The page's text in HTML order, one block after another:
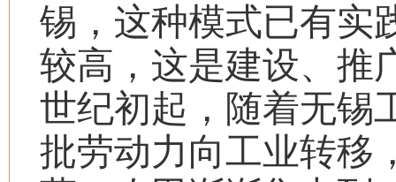
锡，这种模式已有实
较高，这是建设、推
世纪初起，随着无锡
批劳动力向工业转移